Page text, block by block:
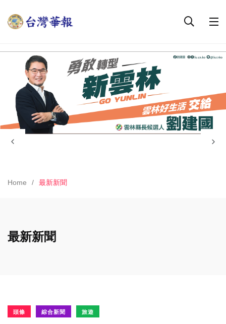
Home 最新新聞
最新新聞
頭條 綜合新聞 旅遊